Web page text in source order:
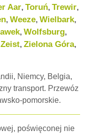
Aar, Toruń, Trewir,
, Weeze, Wielbark,
, Wolfsburg,
Zeist, Zielona Góra,
Niemcy, Belgia,
transport. Przewóz
pomorskie.
poświęconej nie